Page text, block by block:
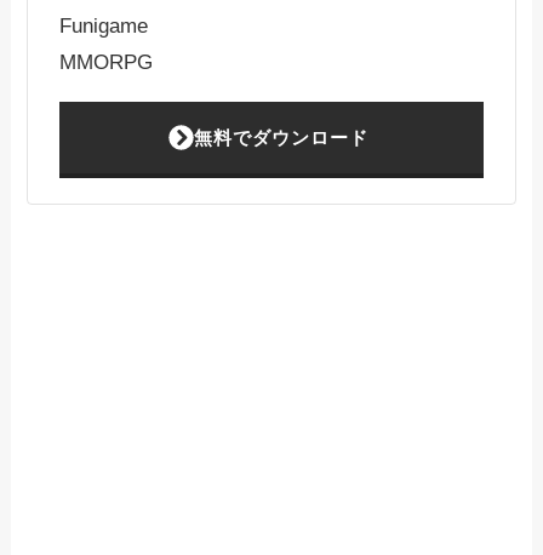
Funigame
MMORPG
無料でダウンロード